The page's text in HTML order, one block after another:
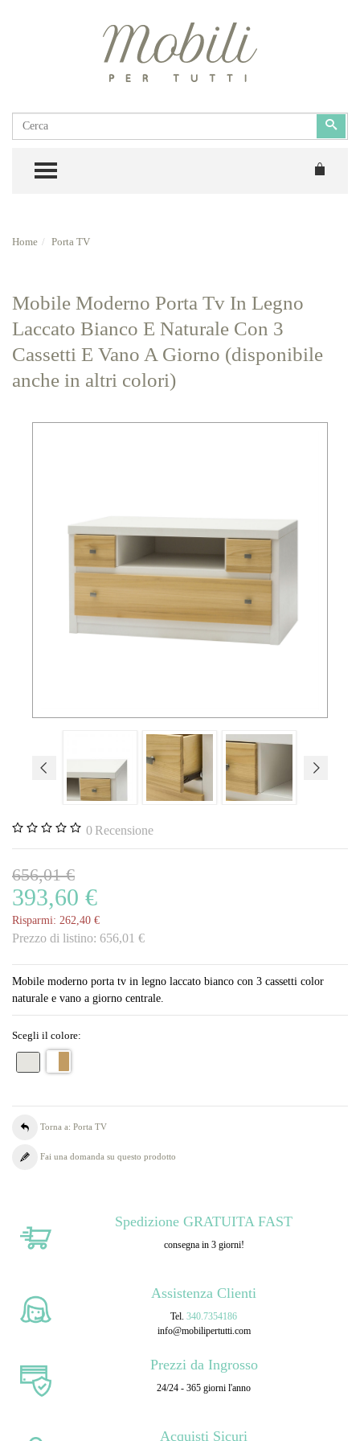
Cerca
TOGGLE MENU
Home Porta TV
Mobile Moderno Porta Tv In Legno
Laccato Bianco E Naturale Con 3
Cassetti E Vano A Giorno (disponibile
anche in altri colori)
0 Recensione
656,01 €
393,60 €
Risparmi: 262,40 €
Prezzo di listino: 656,01 €
Mobile moderno porta tv in legno laccato bianco con 3 cassetti color
naturale e vano a giorno centrale.
Scegli il colore:
Torna a: Porta TV
Fai una domanda su questo prodotto
Spedizione GRATUITA FAST
consegna in 3 giorni!
Assistenza Clienti
Tel. 340.7354186
info@mobilipertutti.com
Prezzi da Ingrosso
24/24 - 365 giorni l'anno
Acquisti Sicuri